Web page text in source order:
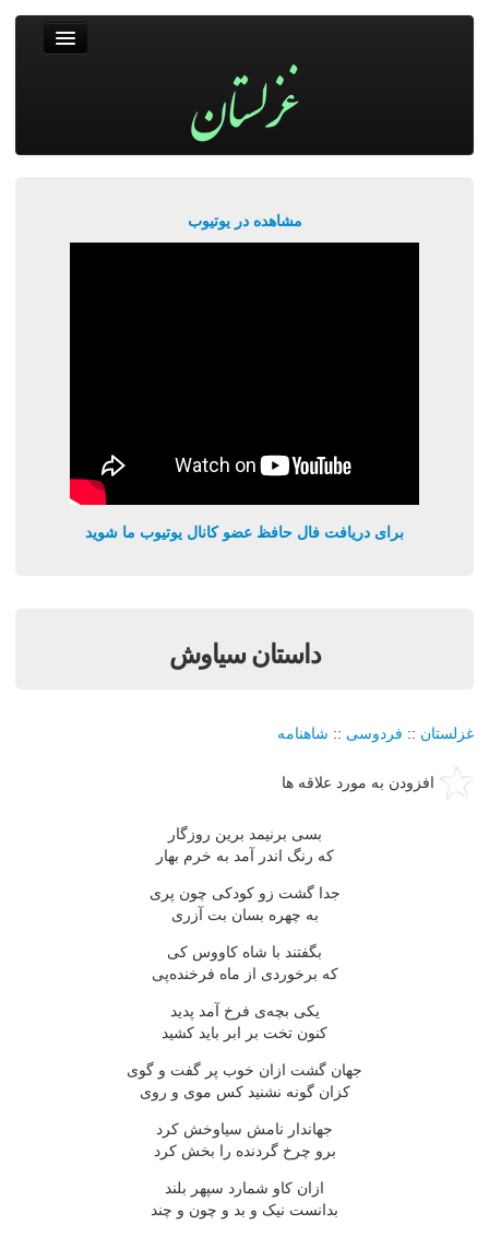
مشاهده در یوتیوب
برای دریافت فال حافظ عضو کانال یوتیوب ما شوید
داستان سیاوش
غزلستان :: فردوسی :: شاهنامه
افزودن به مورد علاقه ها
بسی برنیمد برین روزگار
که رنگ اندر آمد به خرم بهار
جدا گشت زو کودکی چون پری
به چهره بسان بت آزری
بگفتند با شاه کاووس کی
که برخوردی از ماه فرخنده‌پی
یکی بچه‌ی فرخ آمد پدید
کنون تخت بر ابر باید کشید
جهان گشت ازان خوب پر گفت و گوی
کزان گونه نشنید کس موی و روی
جهاندار نامش سیاوخش کرد
برو چرخ گردنده را بخش کرد
ازان کاو شمارد سپهر بلند
بدانست نیک و بد و چون و چند